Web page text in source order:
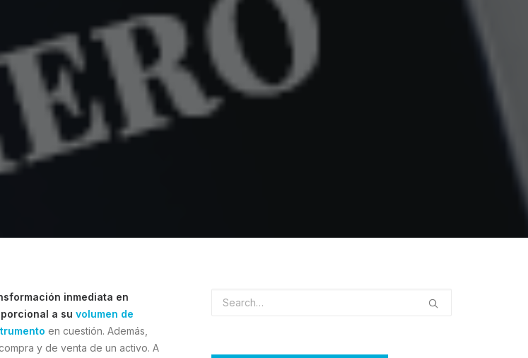
inmediata en
a su volumen de
en cuestión. Además,
y de venta de un activo. A